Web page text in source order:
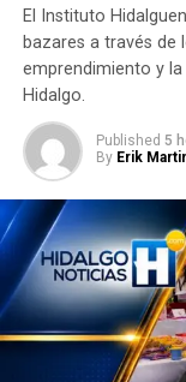
El Instituto
bazares a través de
emprendimiento y
Hidalgo.
Published 5
By Erik